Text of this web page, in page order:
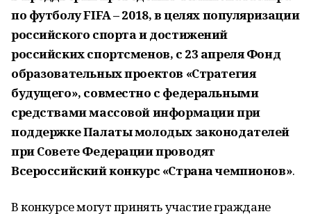
по футболу FIFA – 2018, в целях популяризации
российского спорта и достижений
российских спортсменов, с 23 апреля Фонд
образовательных проектов «Стратегия
будущего», совместно с федеральными
средствами массовой информации при
поддержке Палаты молодых законодателей
при Совете Федерации проводят
Всероссийский конкурс «Страна чемпионов».
В конкурсе могут принять участие граждане